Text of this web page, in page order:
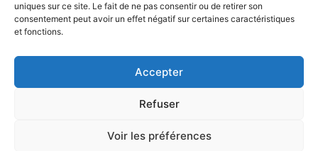
uniques sur ce site. Le fait de ne pas consentir ou de retirer son
consentement peut avoir un effet négatif sur certaines caractéristiques
et fonctions.
Accepter
Refuser
Voir les préférences
© Gouvernement du Québec, 2026
Plan du site
Accessibilité
Accès à l'information
Déclaration de services